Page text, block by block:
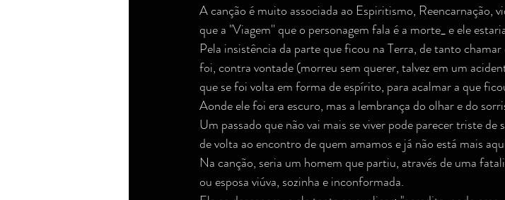
A canção é muito associada ao Espiritismo, Reencarnação,
que a "Viagem'' que o personagem fala é a morte_ e ele
Pela insistência da parte que ficou na Terra, de tanto
foi, contra vontade (morreu sem querer, talvez em um
que se foi volta em forma de espírito, para acalmar a que
Aonde ele foi era escuro, mas a lembrança do olhar e do
Um passado que não vai mais se viver pode parecer triste de
de volta ao encontro de quem amamos e já não está mais
Na canção, seria um homem que partiu, através de uma
ou esposa viúva, sozinha e inconformada.